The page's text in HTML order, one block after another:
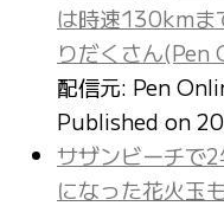
は時速130kmま
りだくさん(Pen
配信元: Pen
Published on
サザンビーチで
になった花火玉